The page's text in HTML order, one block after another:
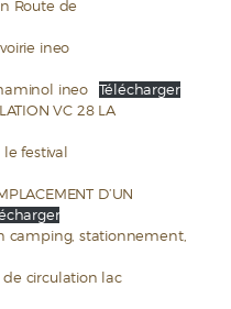
Route de
ineo
ineo
Télécharger
VC 28 LA
le festival
D’UN
camping, stationnement,
de circulation lac